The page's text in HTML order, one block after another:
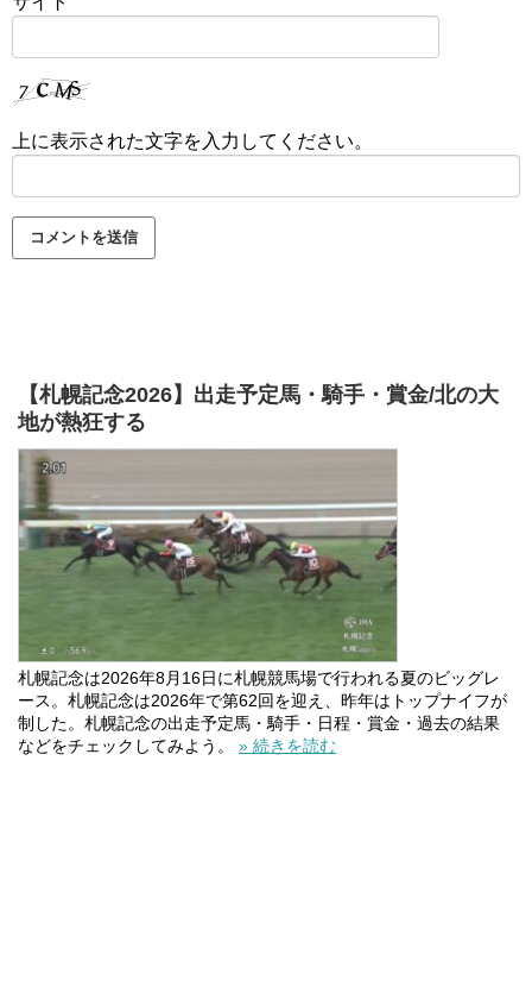
上に表示された文字を入力してください。
【札幌記念2026】出走予定馬・騎手・賞金/北の大
地が熱狂する
札幌記念は2026年8月16日に札幌競馬場で行われる夏のビッグレ
ース。札幌記念は2026年で第62回を迎え、昨年はトップナイフが
制した。札幌記念の出走予定馬・騎手・日程・賞金・過去の結果
などをチェックしてみよう。 » 続きを読む